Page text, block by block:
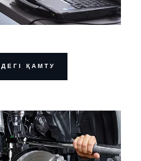
ҚАМТУ